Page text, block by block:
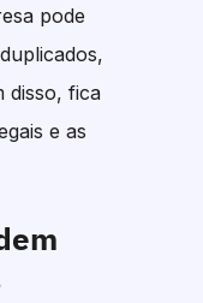
pode
disso, fica
e as